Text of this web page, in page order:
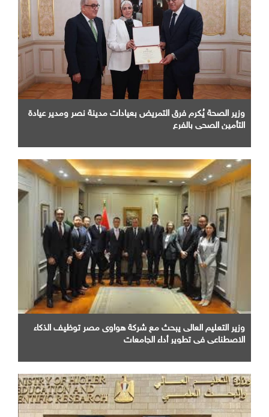
وزير الصحة يُكرم فرق التمريض بعيادات مدينة نصر ومدير عيادة
التأمين الصحى بالفرع
وزير التعليم العالى يبحث مع شركة هواوى مصر توظيف الذكاء
الاصطناعى فى تطوير أداء الجامعات